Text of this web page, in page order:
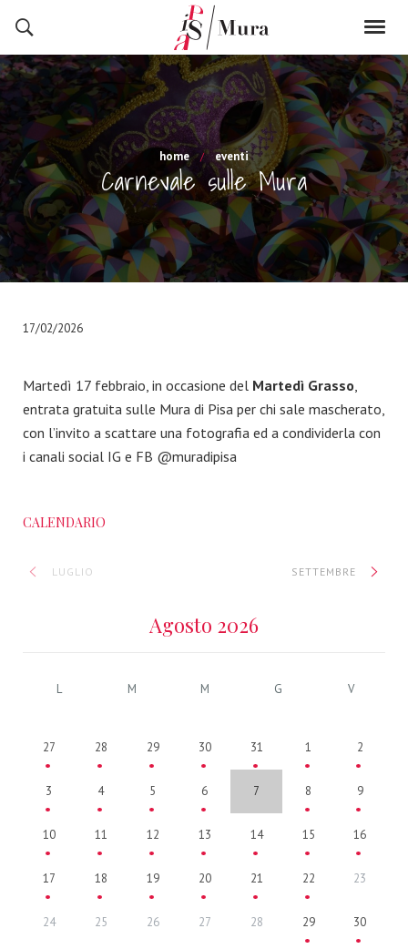
home eventi
Carnevale sulle Mura
17/02/2026
Martedì 17 febbraio, in occasione del Martedì Grasso,
entrata gratuita sulle Mura di Pisa per chi sale mascherato,
con l’invito a scattare una fotografia ed a condividerla con
i canali social IG e FB @muradipisa
CALENDARIO
LUGLIO
Agosto 2026
SETTEMBRE
L M M G V
27 28 29 30 31 1 2
3 4 5 6 7 8 9
10 11 12 13 14 15 16
17 18 19 20 21 22 23
24 25 26 27 28 29 30